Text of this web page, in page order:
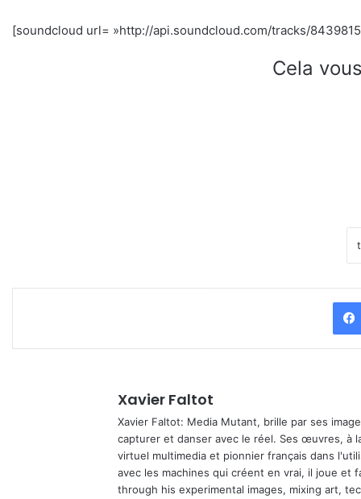
[soundcloud url= »http://api.soundcloud.com/tracks/
Cela
Xavier Faltot
Xavier Faltot: Media Mutant, brille par ses
capturer et danser avec le réel. Ses œuvres, à
virtuel multimedia et pionnier français dans
avec les machines qui créent en vrai, il joue et
through his experimental images, mixing art,